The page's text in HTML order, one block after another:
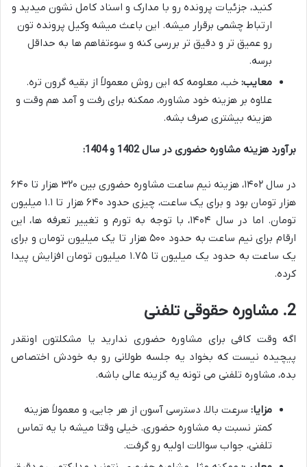
کنید، جزئیات پرونده رو با مدارک و اسناد کامل نشون میدید و
ارتباط چشمی برقرار میشه. این باعث میشه وکیل پرونده تون
رو عمیق تر و دقیق تر بررسی کنه و سوءتفاهم ها به حداقل
برسه.
معایب: خب، معلومه که این روش معمولاً از بقیه گرون تره.
علاوه بر هزینه خود مشاوره، ممکنه برای رفت و آمد هم وقت و
هزینه بیشتری صرف بشه.
برآورد هزینه مشاوره حضوری در سال 1402 و 1404:
در سال ۱۴۰۲، هزینه نیم ساعت مشاوره حضوری بین ۳۲۰ هزار تا ۶۴۰
هزار تومان بود و برای یک ساعت، چیزی حدود ۶۴۰ هزار تا ۱.۱ میلیون
تومان. اما در سال ۱۴۰۴، با توجه به تورم و تغییر تعرفه ها، این
ارقام برای نیم ساعت به حدود ۵۰۰ هزار تا یک میلیون تومان و برای
یک ساعت به حدود یک میلیون تا ۱.۷۵ میلیون تومان افزایش پیدا
کرده.
2. مشاوره حقوقی تلفنی
اگه وقت کافی برای مشاوره حضوری ندارید یا مشکلتون اونقدر
پیچیده نیست که بخواد یه جلسه طولانی رو به خودش اختصاص
بده، مشاوره تلفنی می تونه یه گزینه عالی باشه.
مزایا: سرعت بالا، دسترسی آسون از هر جایی، و معمولاً هزینه
کمتر نسبت به مشاوره حضوری. خیلی وقتا میشه با یه تماس
تلفنی، جواب سوالات اولیه رو گرفت.